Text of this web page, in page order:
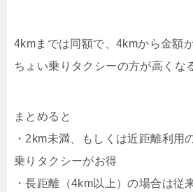
4kmまでは同額で、4kmから金額
ちょい乗りタクシーの方が高くな
まとめると
・2km未満、もしくは近距離利用
乗りタクシーがお得
・長距離（4km以上）の場合は従